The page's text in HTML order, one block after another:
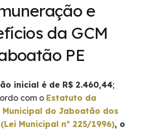
e
da GCM
PE
inicial é de R$ 2.460,44;
com o Estatuto da
Municipal do Jaboatão dos
Municipal nº 225/1996), o